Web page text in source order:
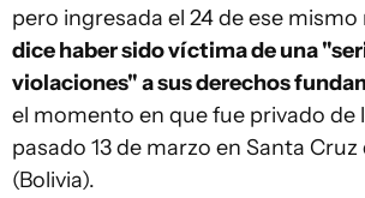
pero ingresada el 24 de ese mismo
dice haber sido víctima de una
violaciones" a sus derechos
el momento en que fue privado de
pasado 13 de marzo en Santa Cruz
(Bolivia).